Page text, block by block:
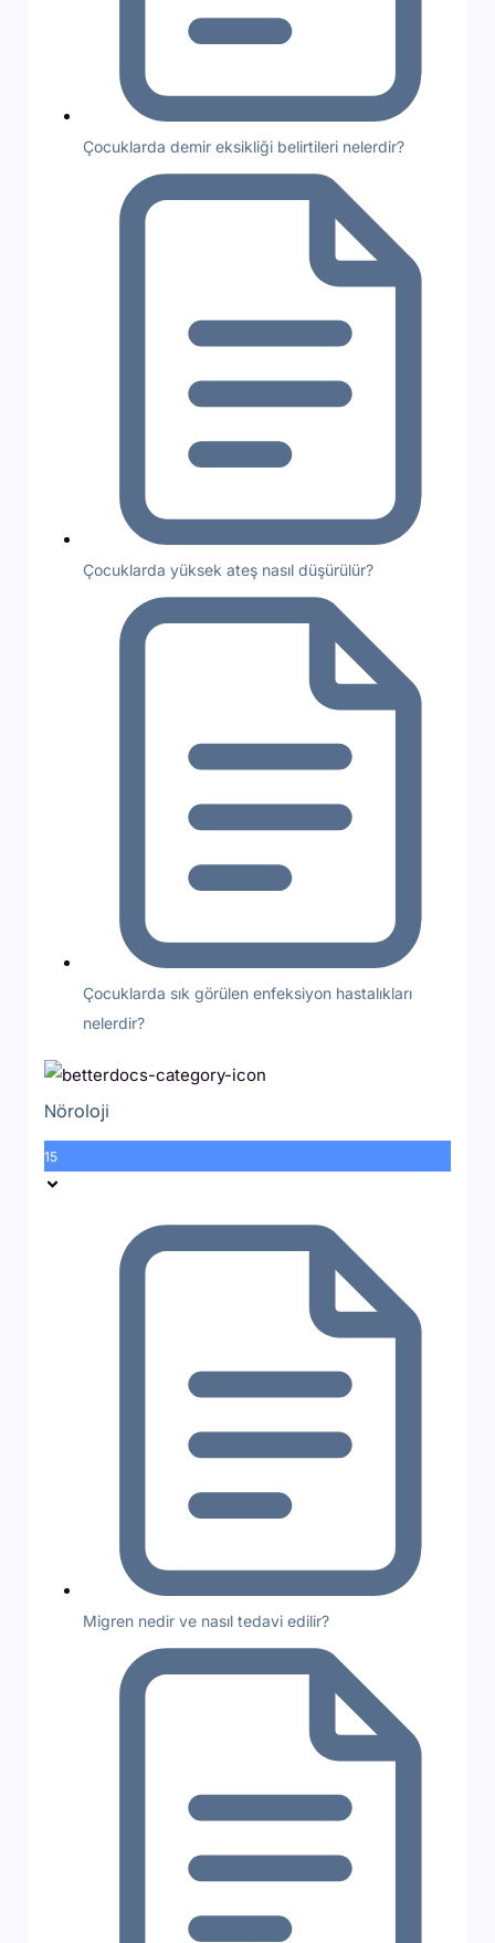
Çocuklarda demir eksikliği belirtileri nelerdir?
Çocuklarda yüksek ateş nasıl düşürülür?
Çocuklarda sık görülen enfeksiyon hastalıkları
nelerdir?
Nöroloji
15
Migren nedir ve nasıl tedavi edilir?